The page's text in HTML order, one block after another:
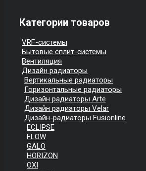
Категории товаров
VRF-системы
Бытовые сплит-системы
Вентиляция
Дизайн радиаторы
Вертикальные радиаторы
Горизонтальные радиаторы
Дизайн радиаторы Arte
Дизайн радиаторы Velar
Дизайн-радиаторы Fusionline
ECLIPSE
FLOW
GALO
HORIZON
OXI